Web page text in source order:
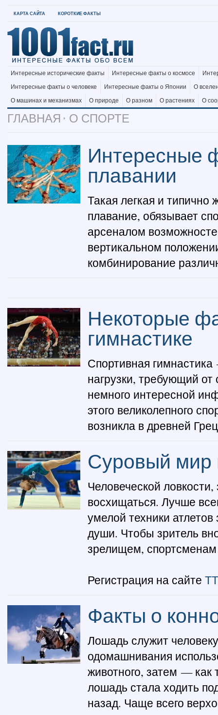
КАРТА САЙТА КОРОТКИЕ ФАКТЫ
Интересные исторические факты Интересные факты о космосе
Интересные факты о человеке
Интересные факты о Японии
О
О машинах и механизмах
О природе О разном О растениях О
ГЛАВНАЯ О СПОРТЕ
Интересные
плавании
Такая легкая и типично
плавание, обязывает
арсеналом
вертикальном
комбинирование
Некоторые
гимнастике
Спортивная
нагрузки, требующий
немного интересной
этого великолепного
возникла в древней
Суровый мир
Человеческой
восхищаться. Лучше
умелой техники
души. Чтобы зритель
зрелищем, спортсменам
Регистрация на сайте
Факты о
Лошадь служит
одомашнивания
животного, затем — как
лошадь стала ходить
назад. Чаще всего